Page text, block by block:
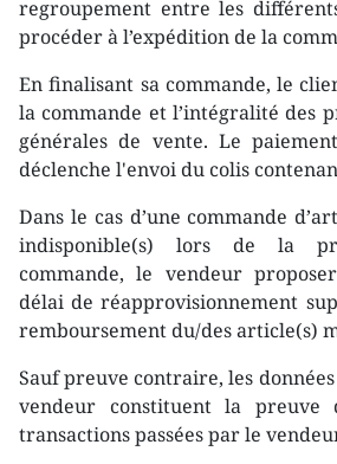
regroupement entre les
procéder à l’expédition de la
En finalisant sa commande, le
la commande et l’intégralité des
générales de vente. Le
déclenche l'envoi du colis
Dans le cas d’une commande
indisponible(s) lors de la
commande, le vendeur
délai de réapprovisionnement
remboursement du/des article(s)
Sauf preuve contraire, les
vendeur constituent la preuve
transactions passées par le